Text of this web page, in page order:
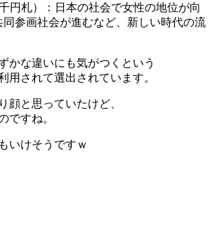
円札）：日本の社会で女性の地位が向
同参画社会が進むなど、新しい時代の流
かな違いにも気がつくという
用されて選出されています。
顔と思っていたけど、
ですね。
いけそうですｗ